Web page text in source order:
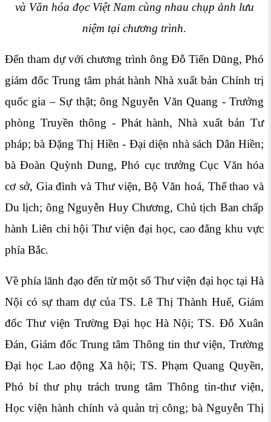
và Văn hóa đọc Việt Nam cùng nhau chụp ảnh lưu
niệm tại chương trình.
Đến tham dự với chương trình ông Đỗ Tiến Dũng, Phó
giám đốc Trung tâm phát hành Nhà xuất bản Chính trị
quốc gia – Sự thật; ông Nguyễn Văn Quang - Trưởng
phòng Truyền thông - Phát hành, Nhà xuất bản Tư
pháp; bà Đặng Thị Hiền - Đại diện nhà sách Dân Hiền;
bà Đoàn Quỳnh Dung, Phó cục trưởng Cục Văn hóa
cơ sở, Gia đình và Thư viện, Bộ Văn hoá, Thể thao và
Du lịch; ông Nguyễn Huy Chương, Chủ tịch Ban chấp
hành Liên chi hội Thư viện đại học, cao đẳng khu vực
phía Bắc.
Về phía lãnh đạo đến từ một số Thư viện đại học tại Hà
Nội có sự tham dự của TS. Lê Thị Thành Huế, Giám
đốc Thư viện Trường Đại học Hà Nội; TS. Đỗ Xuân
Đán, Giám đốc Trung tâm Thông tin thư viện, Trường
Đại học Lao động Xã hội; TS. Phạm Quang Quyền,
Phó bí thư phụ trách trung tâm Thông tin-thư viện,
Học viện hành chính và quản trị công; bà Nguyễn Thị